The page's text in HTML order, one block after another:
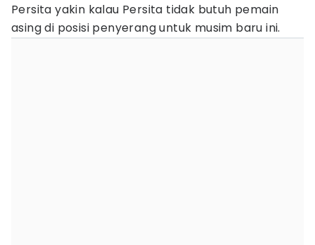
Persita yakin kalau Persita tidak butuh pemain
asing di posisi penyerang untuk musim baru ini.